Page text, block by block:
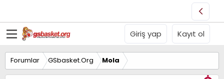
Giriş yap Kayıt ol
Forumlar GSbasket.Org Mola